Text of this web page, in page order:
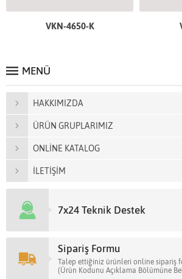
VKN-4650-K
MENÜ
HAKKIMIZDA
ÜRÜN GRUPLARIMIZ
ONLİNE KATALOG
İLETİŞİM
7x24 Teknik Destek
Sipariş Formu
Talep ettiğiniz ürünleri online sipariş
(Ürün Kodunu Açıklama Bölümüne